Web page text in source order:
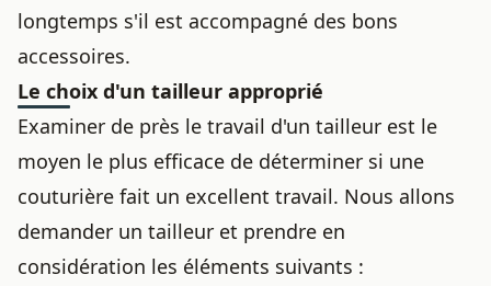
longtemps s'il est accompagné des bons
accessoires.
Le choix d'un tailleur approprié
Examiner de près le travail d'un tailleur est le
moyen le plus efficace de déterminer si une
couturière fait un excellent travail. Nous allons
demander un tailleur et prendre en
considération les éléments suivants :